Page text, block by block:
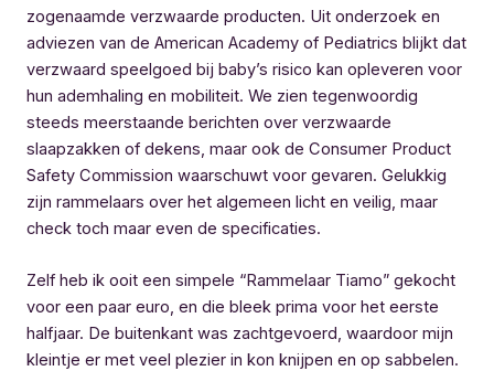
zogenaamde verzwaarde producten. Uit onderzoek en
adviezen van de American Academy of Pediatrics blijkt dat
verzwaard speelgoed bij baby’s risico kan opleveren voor
hun ademhaling en mobiliteit. We zien tegenwoordig
steeds meerstaande berichten over verzwaarde
slaapzakken of dekens, maar ook de Consumer Product
Safety Commission waarschuwt voor gevaren. Gelukkig
zijn rammelaars over het algemeen licht en veilig, maar
check toch maar even de specificaties.
Zelf heb ik ooit een simpele “Rammelaar Tiamo” gekocht
voor een paar euro, en die bleek prima voor het eerste
halfjaar. De buitenkant was zachtgevoerd, waardoor mijn
kleintje er met veel plezier in kon knijpen en op sabbelen.